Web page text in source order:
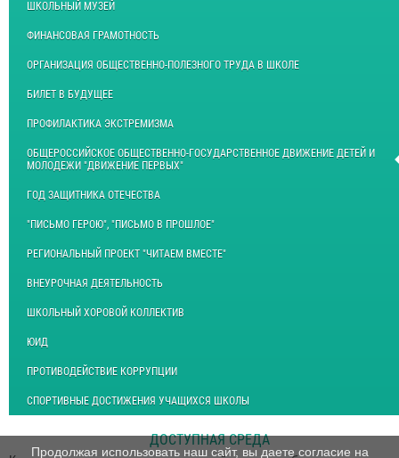
ШКОЛЬНЫЙ МУЗЕЙ
ФИНАНСОВАЯ ГРАМОТНОСТЬ
ОРГАНИЗАЦИЯ ОБЩЕСТВЕННО-ПОЛЕЗНОГО ТРУДА В ШКОЛЕ
БИЛЕТ В БУДУЩЕЕ
ПРОФИЛАКТИКА ЭКСТРЕМИЗМА
ОБЩЕРОССИЙСКОЕ ОБЩЕСТВЕННО-ГОСУДАРСТВЕННОЕ ДВИЖЕНИЕ ДЕТЕЙ И
МОЛОДЕЖИ "ДВИЖЕНИЕ ПЕРВЫХ"
ГОД ЗАЩИТНИКА ОТЕЧЕСТВА
"ПИСЬМО ГЕРОЮ", "ПИСЬМО В ПРОШЛОЕ"
РЕГИОНАЛЬНЫЙ ПРОЕКТ "ЧИТАЕМ ВМЕСТЕ"
ВНЕУРОЧНАЯ ДЕЯТЕЛЬНОСТЬ
ШКОЛЬНЫЙ ХОРОВОЙ КОЛЛЕКТИВ
ЮИД
ПРОТИВОДЕЙСТВИЕ КОРРУПЦИИ
СПОРТИВНЫЕ ДОСТИЖЕНИЯ УЧАЩИХСЯ ШКОЛЫ
ДОСТУПНАЯ СРЕДА
Продолжая использовать наш сайт, вы даете согласие на